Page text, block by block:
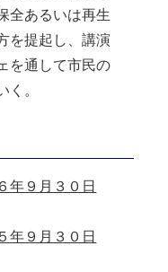
全あるいは再生
を提起し、講演
を通して市民の
。
年９月３０日
年９月３０日